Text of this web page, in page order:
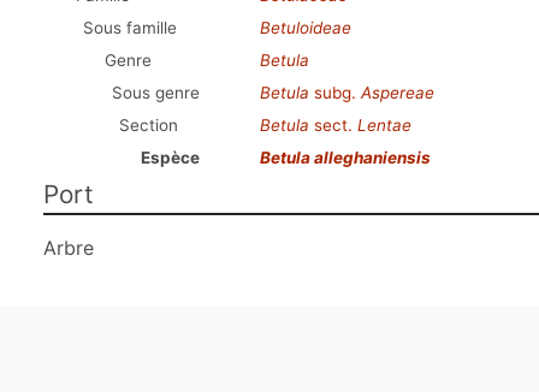
Sous famille
Betuloideae
Genre
Betula
Sous genre
Betula subg. Aspereae
Section
Betula sect. Lentae
Espèce
Betula alleghaniensis
Port
Arbre